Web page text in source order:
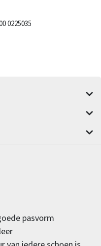
0225035
pasvorm